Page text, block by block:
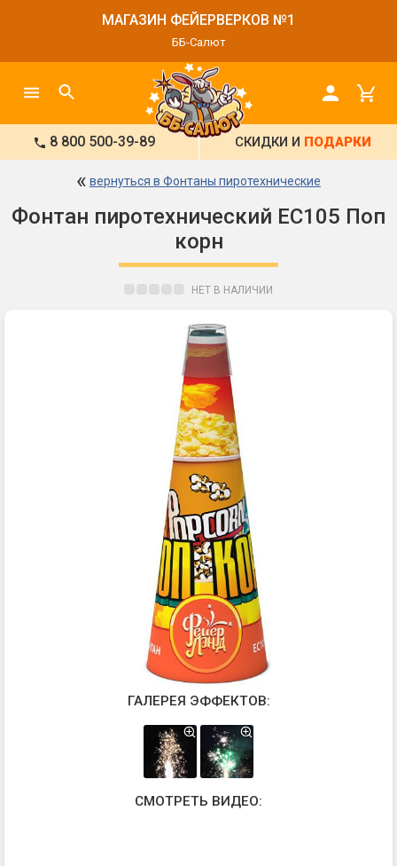
МАГАЗИН ФЕЙЕРВЕРКОВ №1
ББ-Салют
8 800 500-39-89 СКИДКИ И ПОДАРКИ
« вернуться в Фонтаны пиротехнические
Фонтан пиротехнический ЕС105 Поп
корн
НЕТ В НАЛИЧИИ
ГАЛЕРЕЯ ЭФФЕКТОВ:
СМОТРЕТЬ ВИДЕО: